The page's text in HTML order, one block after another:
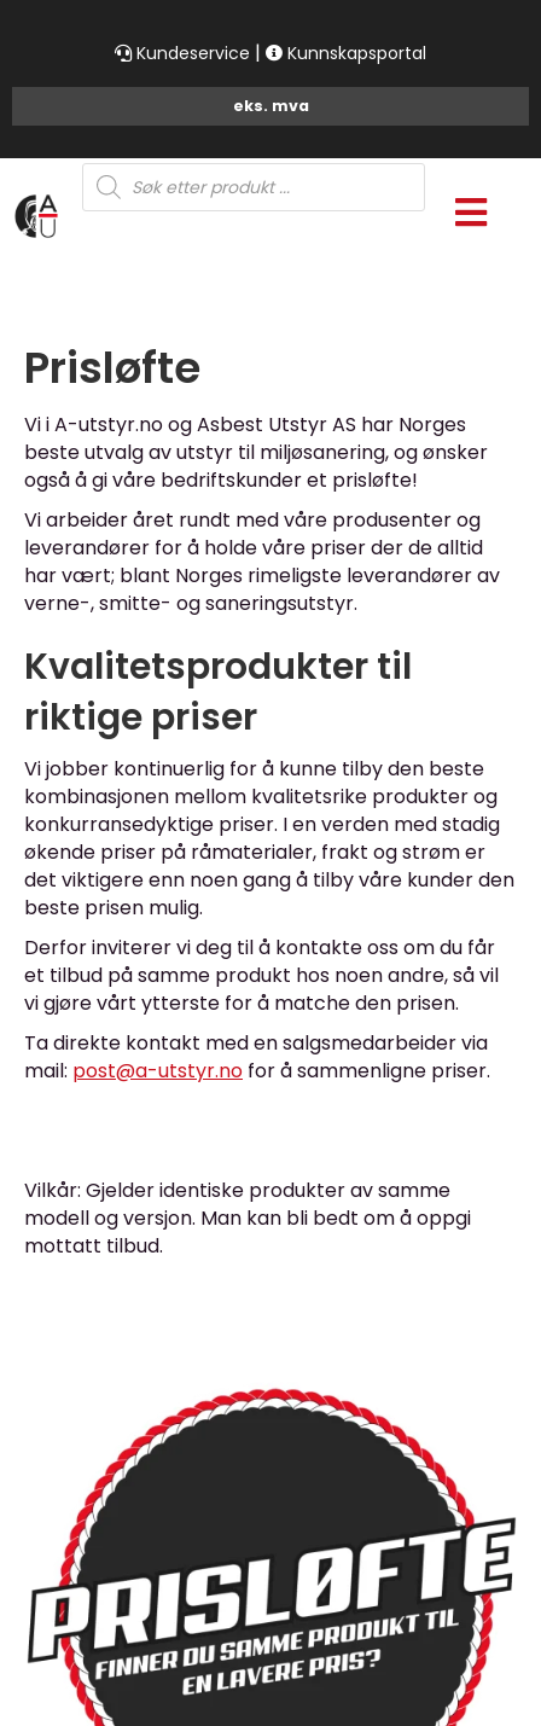
Kundeservice | Kunnskapsportal
Products
search
Prisløfte
Vi i A-utstyr.no og Asbest Utstyr AS har Norges
beste utvalg av utstyr til miljøsanering, og ønsker
også å gi våre bedriftskunder et prisløfte!
Vi arbeider året rundt med våre produsenter og
leverandører for å holde våre priser der de alltid
har vært; blant Norges rimeligste leverandører av
verne-, smitte- og saneringsutstyr.
Kvalitetsprodukter til
riktige priser
Vi jobber kontinuerlig for å kunne tilby den beste
kombinasjonen mellom kvalitetsrike produkter og
konkurransedyktige priser. I en verden med stadig
økende priser på råmaterialer, frakt og strøm er
det viktigere enn noen gang å tilby våre kunder den
beste prisen mulig.
Derfor inviterer vi deg til å kontakte oss om du får
et tilbud på samme produkt hos noen andre, så vil
vi gjøre vårt ytterste for å matche den prisen.
Ta direkte kontakt med en salgsmedarbeider via
mail: post@a-utstyr.no for å sammenligne priser.
Vilkår: Gjelder identiske produkter av samme
modell og versjon. Man kan bli bedt om å oppgi
mottatt tilbud.